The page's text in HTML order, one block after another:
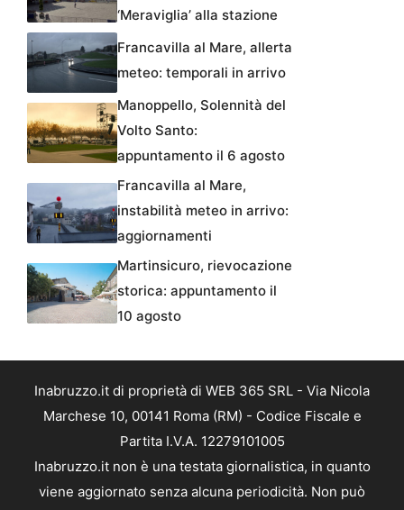
‘Meraviglia’ alla stazione
Francavilla al Mare, allerta
meteo: temporali in arrivo
Manoppello, Solennità del
Volto Santo:
appuntamento il 6 agosto
Francavilla al Mare,
instabilità meteo in arrivo:
aggiornamenti
Martinsicuro, rievocazione
storica: appuntamento il
10 agosto
Inabruzzo.it di proprietà di WEB 365 SRL - Via Nicola
Marchese 10, 00141 Roma (RM) - Codice Fiscale e
Partita I.V.A. 12279101005
Inabruzzo.it non è una testata giornalistica, in quanto
viene aggiornato senza alcuna periodicità. Non può